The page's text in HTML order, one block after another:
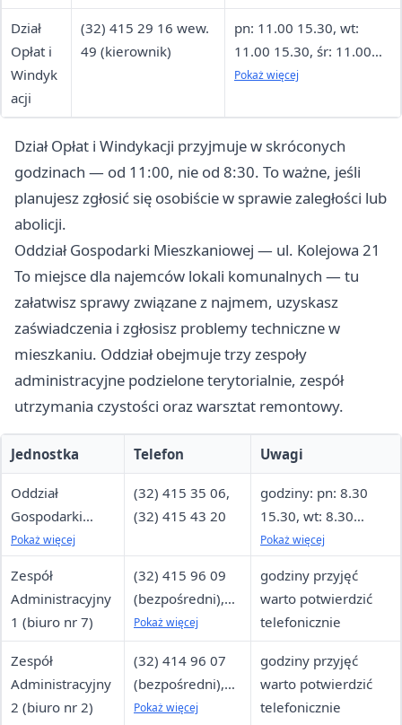
Dział
Opłat i
Windyk
acji
(32) 415 29 16 wew.
49 (kierownik)
pn: 11.00 15.30, wt:
11.00 15.30, śr: 11.00
17.30, cz: 11.00 15.30,
Pokaż więcej
Dział Opłat i Windykacji przyjmuje w skróconych
godzinach — od 11:00, nie od 8:30. To ważne, jeśli
planujesz zgłosić się osobiście w sprawie zaległości lub
abolicji.
Oddział Gospodarki Mieszkaniowej — ul. Kolejowa 21
To miejsce dla najemców lokali komunalnych — tu
załatwisz sprawy związane z najmem, uzyskasz
zaświadczenia i zgłosisz problemy techniczne w
mieszkaniu. Oddział obejmuje trzy zespoły
administracyjne podzielone terytorialnie, zespół
utrzymania czystości oraz warsztat remontowy.
Jednostka Telefon Uwagi
Oddział
Gospodarki
Mieszkaniowej
zastępca
dyrektora
Pokaż więcej
(32) 415 35 06,
(32) 415 43 20
godziny: pn: 8.30
15.30, wt: 8.30
15.30, śr: 8.30
15.30, pt: 8.30 13.30
Pokaż więcej
Zespół
Administracyjny
1 (biuro nr 7)
(32) 415 96 09
(bezpośredni),
(32) 415 43 20 /
(32) 415 35 06
wew. 25
Pokaż więcej
godziny przyjęć
warto potwierdzić
telefonicznie
Zespół
Administracyjny
2 (biuro nr 2)
(32) 414 96 07
(bezpośredni),
(32) 415 43 20 /
Pokaż więcej
godziny przyjęć
warto potwierdzić
telefonicznie